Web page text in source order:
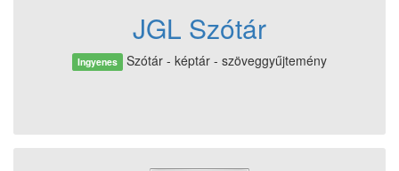
JGL Szótár
Ingyenes Szótár - képtár - szöveggyűjtemény